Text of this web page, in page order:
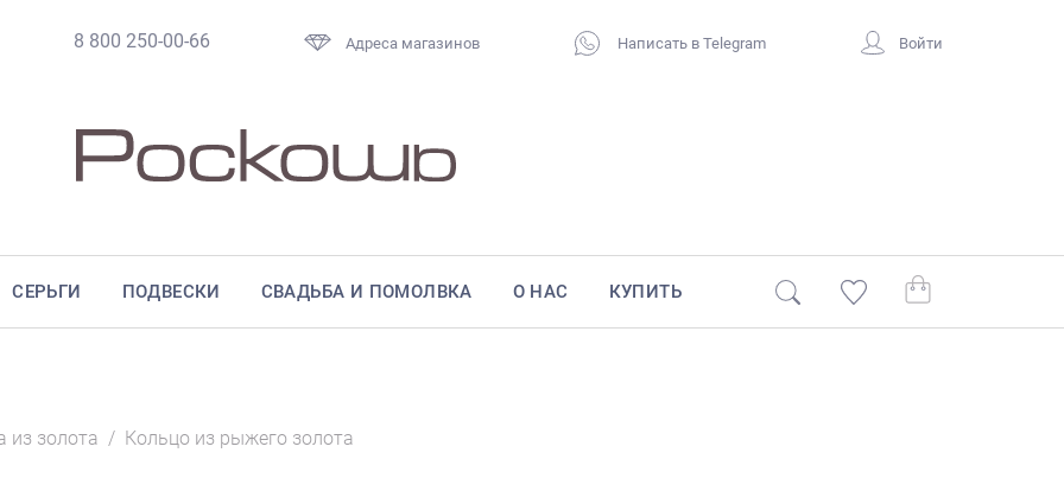
8 800 250-00-66 Адреса магазинов Написать в Telegram Войти
СЕРЬГИ ПОДВЕСКИ СВАДЬБА И ПОМОЛВКА О НАС КУПИТЬ
из золота / Кольцо из рыжего золота